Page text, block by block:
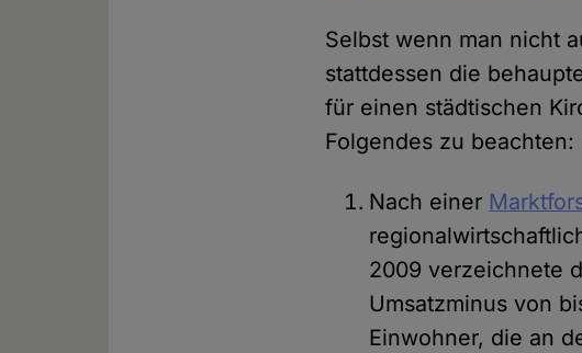
Selbst wenn man nicht
stattdessen die
für einen städtischen
Folgendes zu beachten:
Nach einer
2009 verzeichnete
Umsatzminus von
Einwohner, die an